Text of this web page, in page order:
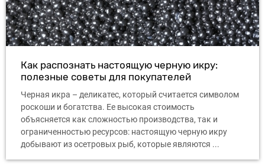
Как распознать настоящую черную икру:
полезные советы для покупателей
Черная икра – деликатес, который считается символом
роскоши и богатства. Ее высокая стоимость
объясняется как сложностью производства, так и
ограниченностью ресурсов: настоящую черную икру
добывают из осетровых рыб, которые являются ...